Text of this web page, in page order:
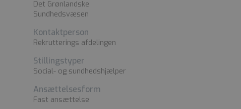
Det Grønlandske
Sundhedsvæsen
Kontaktperson
Rekrutterings afdelingen
Stillingstyper
Social- og sundhedshjælper
Ansættelsesform
Fast ansættelse